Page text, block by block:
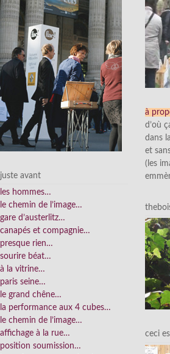
juste avant
les hommes…
le chemin de l’image…
gare d’austerlitz…
canapés et compagnie…
presque rien…
sourire béat…
à la vitrine…
paris seine…
le grand chêne…
la performance aux 4 cubes…
le chemin de l’image…
affichage à la rue…
position soumission…
à
d’où
dans
et
(les
ceci